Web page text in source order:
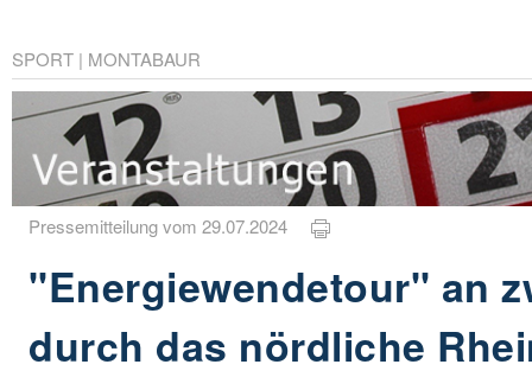
SPORT | MONTABAUR
Pressemitteilung vom 29.07.2024
"Energiewendetour" an
durch das nördliche